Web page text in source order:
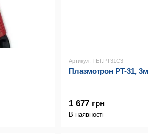
Артикул: TET.PT31C3
Плазмотрон PT-31, 3м
1 677 грн
В наявності